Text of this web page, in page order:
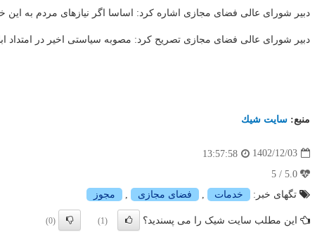
دبیر شورای عالی فضای مجازی اشاره کرد: اساسا اگر نیازهای مردم به این
دبیر شورای عالی فضای مجازی تصریح کرد: مصوبه سیاستی اخیر در امتداد ابلاغیه سال 1398 است که مجوزهای قانونی را برای مواردی که راهکارهای دیگر جوابگو
منبع: سایت شیك
1402/12/03
13:57:58
تگهای خبر:
خدمات , فضای مجازی , مجوز
این مطلب سایت شیک را می پسندید؟ (1)
(0)